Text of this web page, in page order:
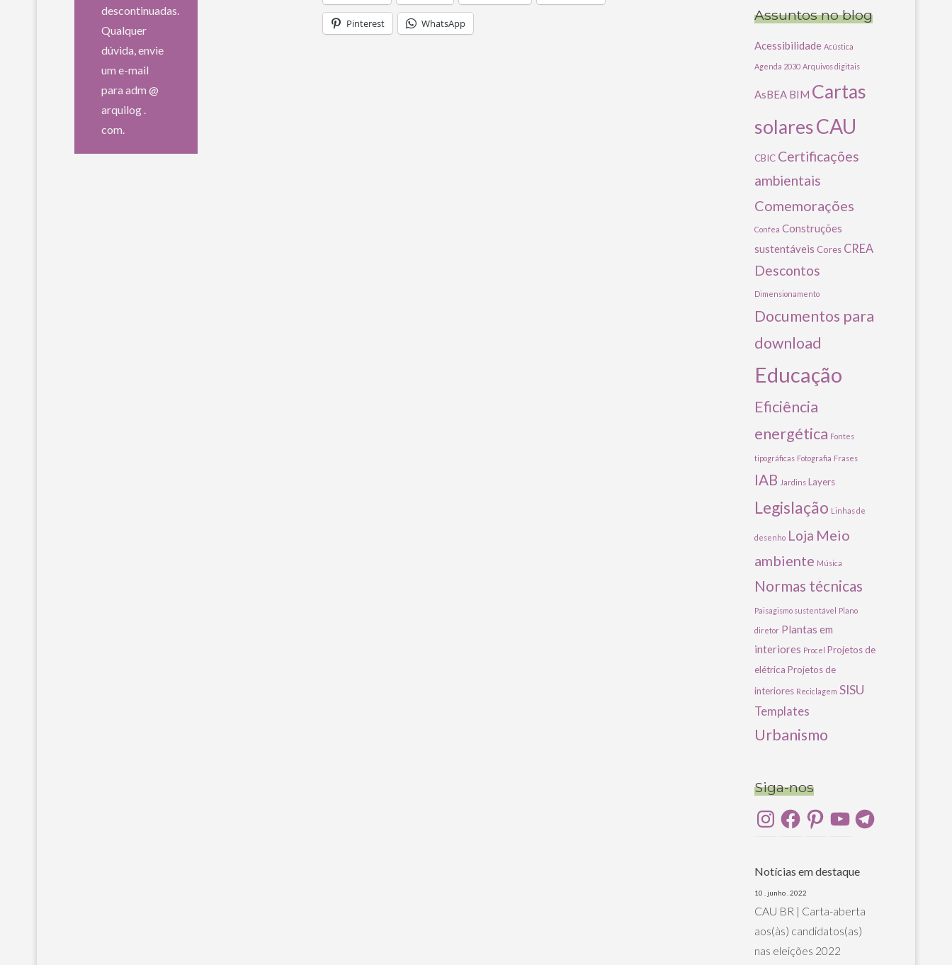
Pinterest WhatsApp
descontinuadas.
Qualquer
dúvida, envie
um e-mail
para adm @
arquilog .
com.
Assuntos no blog
Acessibilidade Acústica
Agenda 2030 Arquivos digitais
AsBEA BIM Cartas
solaresCAU
CBIC Certificações
ambientais
Comemorações
Confea Construções
sustentáveis Cores CREA
Descontos
Dimensionamento
Documentos para
download
Educação
Eficiência
energética Fontes
tipográficas Fotografia Frases
IAB Jardins Layers
Legislação Linhas de
desenho Loja Meio
ambiente Música
Normas técnicas
Paisagismo sustentável Plano
diretor Plantas em
interiores Procel Projetos de
elétrica Projetos de
interiores Reciclagem SISU
Templates
Urbanismo
Siga-nos
InstagramFacebookPinterestYouTubeTelegram
Notícias em destaque
10 . junho . 2022
CAU BR | Carta-aberta
aos(às) candidatos(as)
nas eleições 2022